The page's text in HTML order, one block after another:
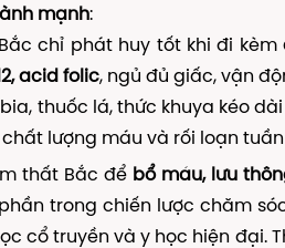
mạnh:
chỉ phát huy tốt khi đi kèm
acid folic, ngủ đủ giấc, vận
thuốc lá, thức khuya kéo
lượng máu và rối loạn
thất Bắc để bổ máu, lưu
trong chiến lược chăm
cổ truyền và y học hiện đại.